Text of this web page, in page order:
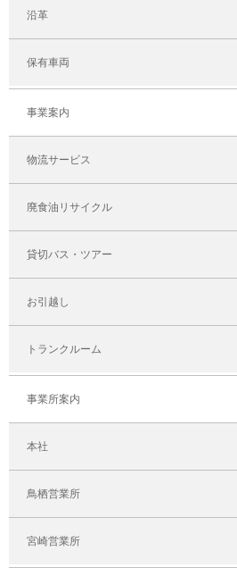
沿革
保有車両
事業案内
物流サービス
廃食油リサイクル
貸切バス・ツアー
お引越し
トランクルーム
事業所案内
本社
鳥栖営業所
宮崎営業所